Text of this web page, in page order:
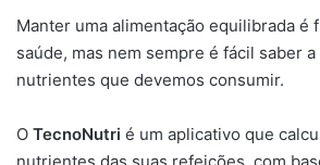
Manter uma alimentação equilibrada é
saúde, mas nem sempre é fácil saber
nutrientes que devemos consumir.
O TecnoNutri é um aplicativo que